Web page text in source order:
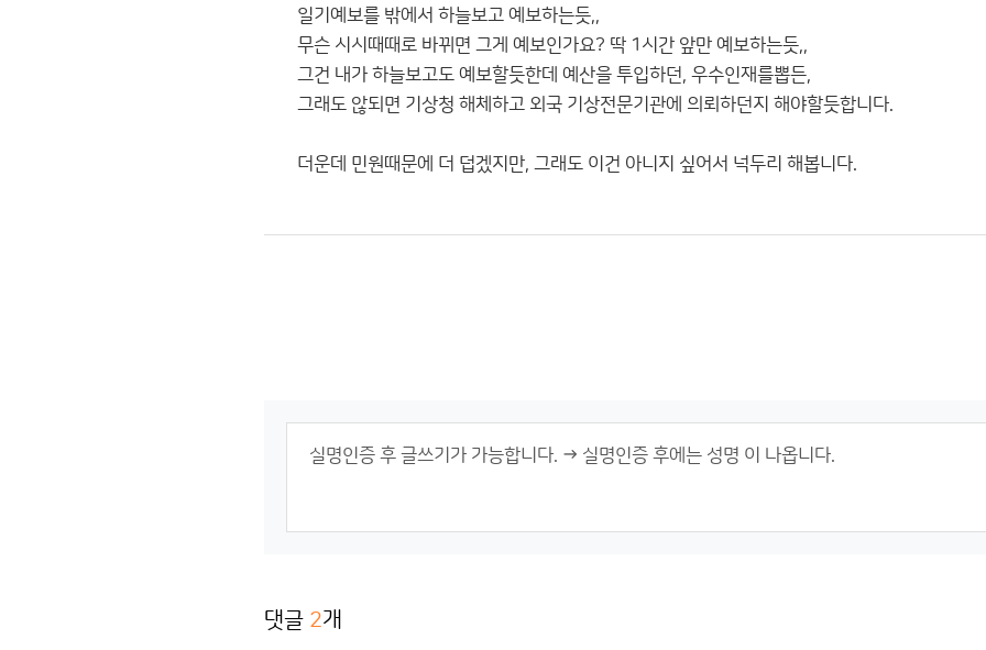
일기예보를 밖에서 하늘보고 예보하는듯,,
무슨 시시때때로 바뀌면 그게 예보인가요? 딱 1시간 앞만 예보하는듯,,
그건 내가 하늘보고도 예보할듯한데 예산을 투입하던, 우수인재를뽑든,
그래도 않되면 기상청 해체하고 외국 기상전문기관에 의뢰하던지 해야할듯합니다.
더운데 민원때문에 더 덥겠지만, 그래도 이건 아니지 싶어서 넉두리 해봅니다.
댓글 2개